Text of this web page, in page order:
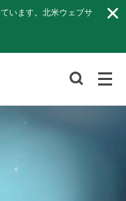
います。北米ウェブサ